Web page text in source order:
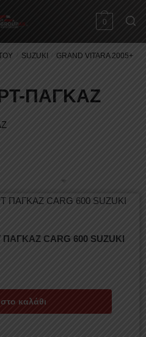
0
SUZUKI GRAND VITARA 2005+
ΠΑΓΚΑΖ
CARG 600 SUZUKI
καλάθι